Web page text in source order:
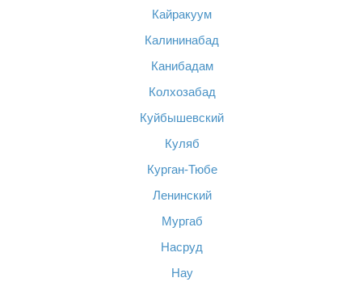
Кайракуум
Калининабад
Канибадам
Колхозабад
Куйбышевский
Куляб
Курган-Тюбе
Ленинский
Мургаб
Насруд
Нау